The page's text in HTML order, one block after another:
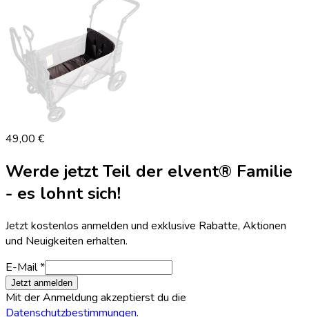
49,00 €
Werde jetzt Teil der elvent® Familie
- es lohnt sich!
Jetzt kostenlos anmelden und exklusive Rabatte, Aktionen
und Neuigkeiten erhalten.
E-Mail *
Jetzt anmelden
Mit der Anmeldung akzeptierst du die
Datenschutzbestimmungen.